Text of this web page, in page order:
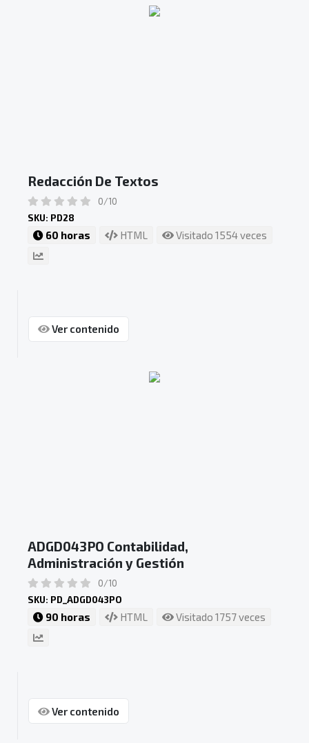
Redacción De Textos
0/10
SKU: PD28
60 horas HTML Visitado 1554 veces
Ver contenido
ADGD043PO Contabilidad,
Administración y Gestión
0/10
SKU: PD_ADGD043PO
90 horas HTML Visitado 1757 veces
Ver contenido